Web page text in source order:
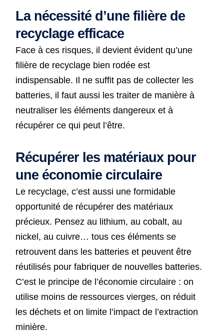
La nécessité d’une filière de
recyclage efficace
Face à ces risques, il devient évident qu’une
filière de recyclage bien rodée est
indispensable. Il ne suffit pas de collecter les
batteries, il faut aussi les traiter de manière à
neutraliser les éléments dangereux et à
récupérer ce qui peut l’être.
Récupérer les matériaux pour
une économie circulaire
Le recyclage, c’est aussi une formidable
opportunité de récupérer des matériaux
précieux. Pensez au lithium, au cobalt, au
nickel, au cuivre… tous ces éléments se
retrouvent dans les batteries et peuvent être
réutilisés pour fabriquer de nouvelles batteries.
C’est le principe de l’économie circulaire : on
utilise moins de ressources vierges, on réduit
les déchets et on limite l’impact de l’extraction
minière.